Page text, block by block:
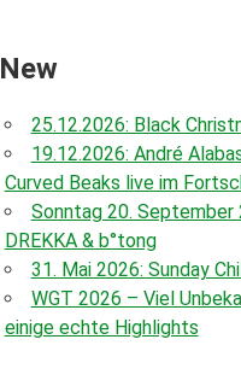
New
25.12.2026: Black
19.12.2026: André
Curved Beaks live im
Sonntag 20. September
DREKKA & b°tong
31. Mai 2026: Sunday
WGT 2026 – Viel
einige echte Highlights